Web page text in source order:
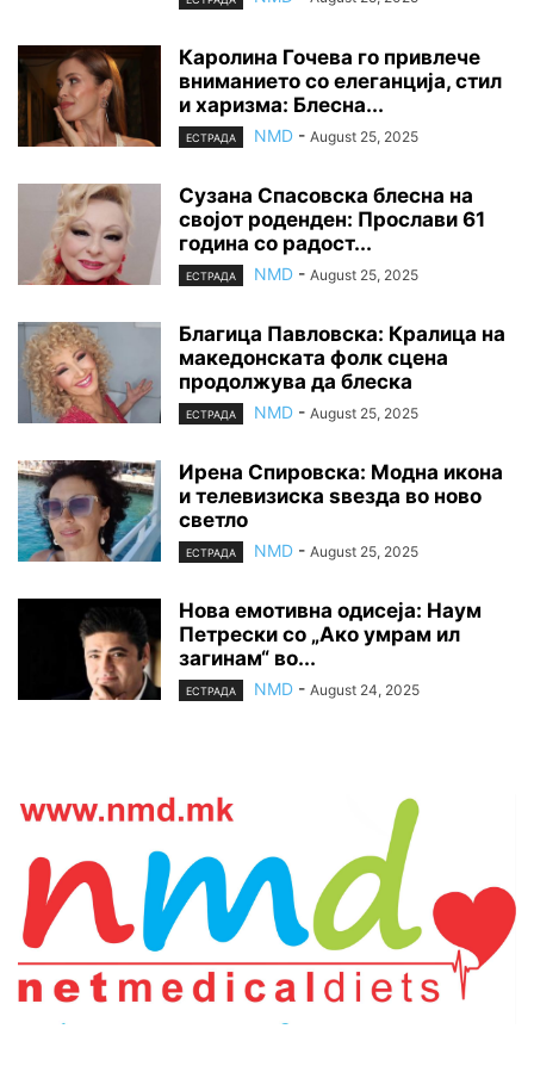
Каролина Гочева го привлече
вниманието со елеганција, стил
и харизма: Блесна...
ЕСТРАДА NMD - August 25, 2025
Сузана Спасовска блесна на
својот роденден: Прослави 61
година со радост...
ЕСТРАДА NMD - August 25, 2025
Благица Павловска: Кралица на
македонската фолк сцена
продолжува да блеска
ЕСТРАДА NMD - August 25, 2025
Ирена Спировска: Модна икона
и телевизиска ѕвезда во ново
светло
ЕСТРАДА NMD - August 25, 2025
Нова емотивна одисеја: Наум
Петрески со „Ако умрам ил
загинам“ во...
ЕСТРАДА NMD - August 24, 2025